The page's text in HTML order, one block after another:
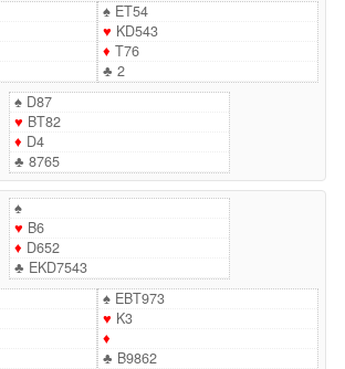
♠ET54
♥ KD543
♦ T76
♣ 2
♠D87
♥ BT82
♦ D4
♣ 8765
♠
♥ B6
♦ D652
♣ EKD7543
♠EBT973
♥ K3
♦
♣ B9862